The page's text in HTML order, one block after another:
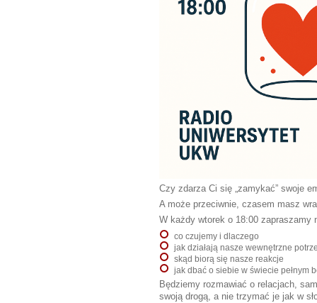
Czy zdarza Ci się „zamykać” swoje
A może przeciwnie, czasem masz
W każdy wtorek o 18:00 zapraszamy
co czujemy i dlaczego
jak działają nasze wewnętrzne
skąd biorą się nasze reakcje
jak dbać o siebie w świecie pełnym
Będziemy rozmawiać o relacjach,
swoją drogą, a nie trzymać je jak w